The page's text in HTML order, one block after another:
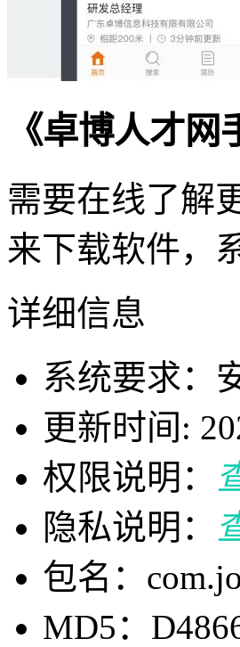
《卓博人才
需要在线了解
来下载软件，
详细信息
系统要求：
更新时间:
权限说明：
隐私说明：
包名：
MD5：